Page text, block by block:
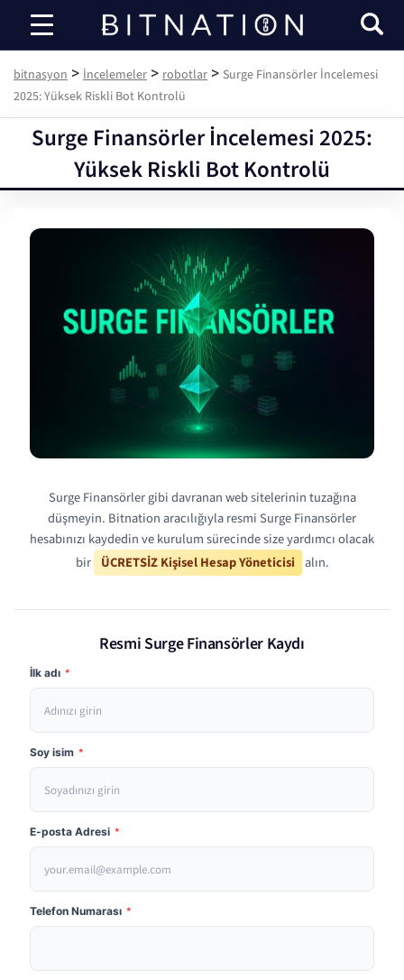
bitnasyon
bitnasyon > İncelemeler > robotlar > Surge Finansörler İncelemesi
2025: Yüksek Riskli Bot Kontrolü
Surge Finansörler İncelemesi 2025:
Yüksek Riskli Bot Kontrolü
Surge Finansörler gibi davranan web sitelerinin tuzağına
düşmeyin. Bitnation aracılığıyla resmi Surge Finansörler
hesabınızı kaydedin ve kurulum sürecinde size yardımcı olacak
bir ÜCRETSİZ Kişisel Hesap Yöneticisi alın.
Resmi Surge Finansörler Kaydı
İlk adı *
Soy isim *
E-posta Adresi *
Telefon Numarası *